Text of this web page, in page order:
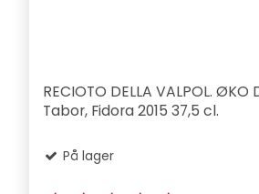
RECIOTO DELLA VALPOL.
Tabor, Fidora 2015 37,5 cl.
På lager